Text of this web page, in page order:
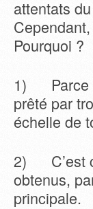
attentats
Pourquoi ?
1) Parce
prêté par
échelle de
2) C’est
obtenus,
principale.